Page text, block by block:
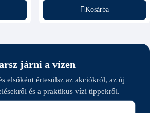
Kosárba
járni a vízen
elsőként értesülsz az akciókról, az új
és a praktikus vízi tippekről.